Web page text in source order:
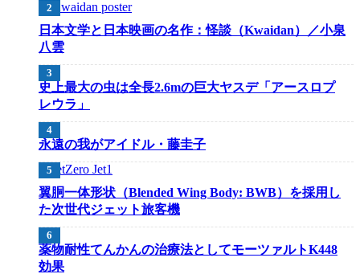
日本文学と日本映画の名作：怪談（Kwaidan）／小泉
八雲
史上最大の虫は全長2.6mの巨大ヤスデ「アースロプ
レウラ」
永遠の我がアイドル・藤圭子
翼胴一体形状（Blended Wing Body: BWB）を採用し
た次世代ジェット旅客機
薬物耐性てんかんの治療法としてモーツァルトK448
効果